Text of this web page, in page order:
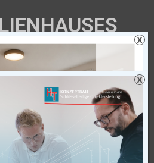
Tiefgarage
Steinfurter Str.
ca. 2.275
X
X